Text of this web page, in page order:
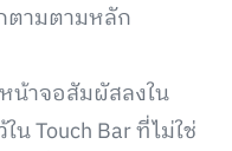
ตามตามหลัก
น้าจอสัมผัสลงใน
น Touch Bar ที่ไม่ใช่